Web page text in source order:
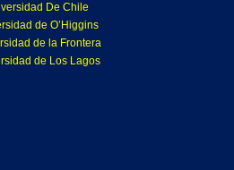
De Chile
de O’Higgins
de la Frontera
de Los Lagos